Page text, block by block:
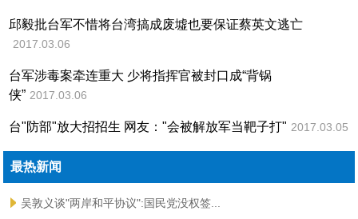
邱毅批台军不惜将台湾搞成废墟也要保证蔡英文逃亡
2017.03.06
台军涉毒案牵连重大 少将指挥官被封口成“背锅
侠” 2017.03.06
台"防部"放大招招生 网友："会被解放军当靶子打" 2017.03.05
最热新闻
吴敦义谈"两岸和平协议":国民党没权签...